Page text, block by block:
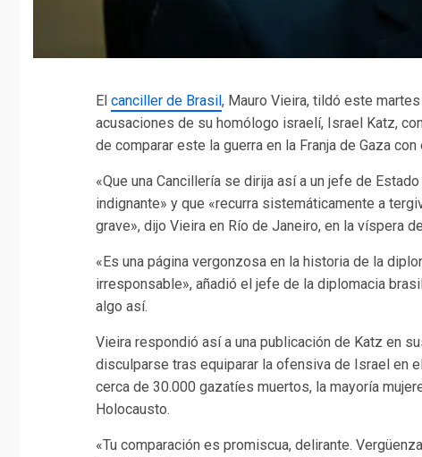
El canciller de Brasil, Mauro Vieira, tildó este
acusaciones de su homólogo israelí, Israel Katz,
de comparar este la guerra en la Franja de Gaza
«Que una Cancillería se dirija así a un jefe de
indignante» y que «recurra sistemáticamente a
grave», dijo Vieira en Río de Janeiro, en la víspera
«Es una página vergonzosa en la historia de la
irresponsable», añadió el jefe de la diplomacia
algo así.
Vieira respondió así a una publicación de Katz en
disculparse tras equiparar la ofensiva de Israel en
cerca de 30.000 gazatíes muertos, la mayoría
Holocausto.
«Tu comparación es promiscua, delirante.